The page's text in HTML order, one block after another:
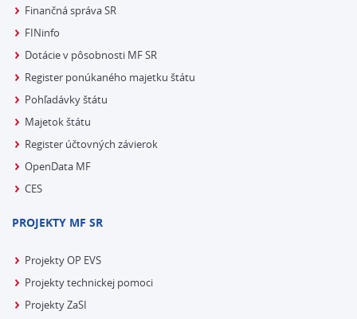
Finančná správa SR
FINinfo
Dotácie v pôsobnosti MF SR
Register ponúkaného majetku štátu
Pohľadávky štátu
Majetok štátu
Register účtovných závierok
OpenData MF
CES
PROJEKTY MF SR
Projekty OP EVS
Projekty technickej pomoci
Projekty ZaSI